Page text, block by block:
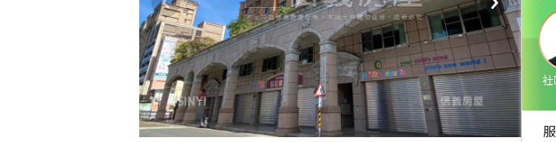
社
2025年第2季度服務品質獎 2025年8月區業績TOP2 2025年1月區業績TOP1 2024年12月區業